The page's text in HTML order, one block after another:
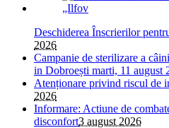
Deschiderea Înscrierilor
2026
Campanie de sterilizare a
in Dobroești marti, 11 august
Atenționare privind riscul de
2026
Informare: Actiune de
disconfort3 august 2026